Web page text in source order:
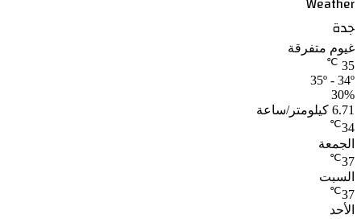
جدة
غيوم متفرقة
35
℃
35º - 34º
30%
6.71 كيلومتر/ساعة
34
℃
الجمعة
37
℃
السبت
37
℃
الأحد